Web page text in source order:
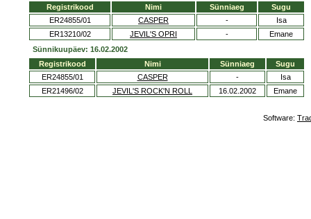
Registrikood
Nimi Sünniaeg
Sugu
ER24855/01
CASPER -
Isa
ER13210/02
JEVIL'S OPRI -
Emane
Sünnikuupäev: 16.02.2002
Registrikood
Nimi Sünniaeg
Sugu
ER24855/01
CASPER -
Isa
ER21496/02
JEVIL'S ROCK'N ROLL 16.02.2002 Emane
Software: